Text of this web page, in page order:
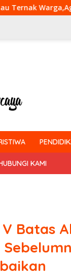
Sapi Bebas PMK
KAMI
Batas